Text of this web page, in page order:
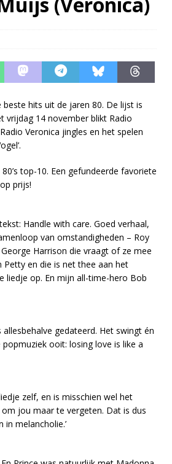
groepsapp
beste hits uit de jaren 80. De lijst is
vrijdag 14 november blikt Radio
Veronica jingles en het spelen
top-10. Een gefundeerde favoriete
prijs!
Handle with care. Goed verhaal,
van omstandigheden – Roy
Harrison die vraagt of ze mee
en die is net thee aan het
liedje op. En mijn all-time-hero Bob
gedateerd. Het swingt én
ooit: losing love is like a
zelf, en is misschien wel het
jou maar te vergeten. Dat is dus
melancholie.’